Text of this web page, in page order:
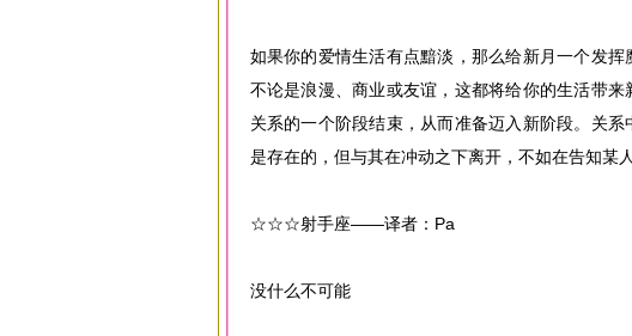
如果你的爱情生活有点黯淡，那么给新月一个发
不论是浪漫、商业或友谊，这都将给你的生活带
关系的一个阶段结束，从而准备迈入新阶段。关
是存在的，但与其在冲动之下离开，不如在告知某
☆☆☆射手座——译者：Pa
没什么不可能